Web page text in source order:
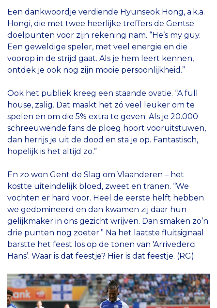
Een dankwoordje verdiende Hyunseok Hong, a.k.a.
Hongi, die met twee heerlijke treffers de Gentse
doelpunten voor zijn rekening nam. “He’s my guy.
Een geweldige speler, met veel energie en die
voorop in de strijd gaat. Als je hem leert kennen,
ontdek je ook nog zijn mooie persoonlijkheid.”
Ook het publiek kreeg een staande ovatie. “A full
house, zalig. Dat maakt het zó veel leuker om te
spelen en om die 5% extra te geven. Als je 20.000
schreeuwende fans de ploeg hoort vooruitstuwen,
dan herrijs je uit de dood en sta je op. Fantastisch,
hopelijk is het altijd zo.”
En zo won Gent de Slag om Vlaanderen – het
kostte uiteindelijk bloed, zweet en tranen. “We
vochten er hard voor. Heel de eerste helft hebben
we gedomineerd en dan kwamen zij daar hun
gelijkmaker in ons gezicht wrijven. Dan smaken zo’n
drie punten nog zoeter.” Na het laatste fluitsignaal
barstte het feest los op de tonen van 'Arrivederci
Hans’. Waar is dat feestje? Hier is dat feestje. (RG)